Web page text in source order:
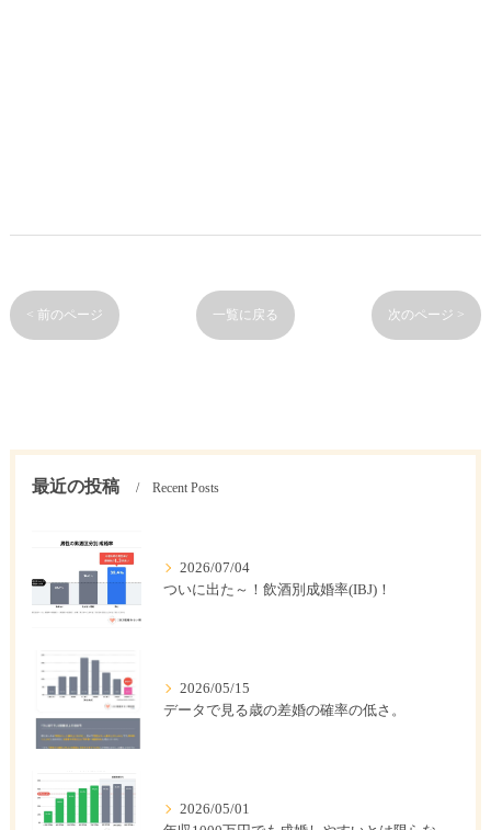
< 前のページ 一覧に戻る 次のページ >
最近の投稿 Recent Posts
2026/07/04
ついに出た～！飲酒別成婚率(IBJ)！
2026/05/15
データで見る歳の差婚の確率の低さ。
2026/05/01